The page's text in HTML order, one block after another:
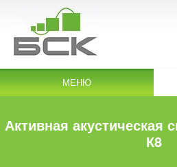
МЕНЮ
Активная акустическая
К8